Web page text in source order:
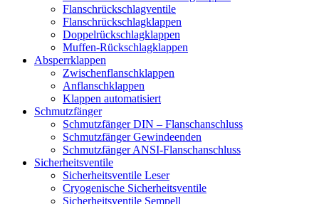
Flanschrückschlagventile
Flanschrückschlagklappen
Doppelrückschlagklappen
Muffen-Rückschlagklappen
Absperrklappen
Zwischenflanschklappen
Anflanschklappen
Klappen automatisiert
Schmutzfänger
Schmutzfänger DIN – Flanschanschluss
Schmutzfänger Gewindeenden
Schmutzfänger ANSI-Flanschanschluss
Sicherheitsventile
Sicherheitsventile Leser
Cryogenische Sicherheitsventile
Sicherheitsventile Sempell